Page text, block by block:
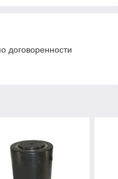
договоренности